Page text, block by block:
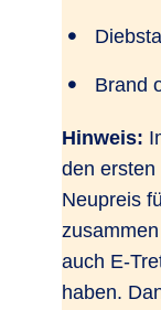
Brand
Hinweis:
den ersten
Neupreis
auch E-
haben.